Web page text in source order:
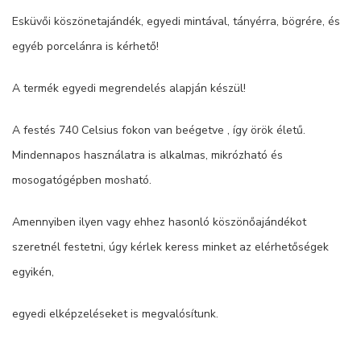
Esküvői köszönetajándék, egyedi mintával, tányérra, bögrére, és
egyéb porcelánra is kérhető!
A termék egyedi megrendelés alapján készül!
A festés 740 Celsius fokon van beégetve , így örök életű.
Mindennapos használatra is alkalmas, mikrózható és
mosogatógépben mosható.
Amennyiben ilyen vagy ehhez hasonló köszönőajándékot
szeretnél festetni, úgy kérlek keress minket az elérhetőségek
egyikén,
egyedi elképzeléseket is megvalósítunk.